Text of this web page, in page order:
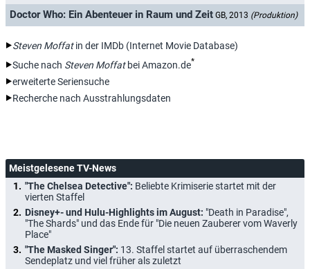
Doctor Who: Ein Abenteuer in Raum und Zeit GB, 2013 (Produktion)
Steven Moffatin der IMDb (Internet Movie Database)
Suche nach Steven Moffatbei Amazon.de*
erweiterte Seriensuche
Recherche nach Ausstrahlungsdaten
Meistgelesene TV-News
"The Chelsea Detective": Beliebte Krimiserie startet mit der
vierten Staffel
Disney+- und Hulu-Highlights im August: "Death in Paradise",
"The Shards" und das Ende für "Die neuen Zauberer vom Waverly
Place"
"The Masked Singer": 13. Staffel startet auf überraschendem
Sendeplatz und viel früher als zuletzt